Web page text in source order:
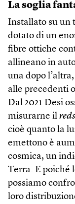
La soglia
Installato su un
dotato di un
fibre ottiche
allineano in
una dopo
alle precedenti
Dal 2021 Desi
misurarne il
cioè quanto la
emettono è
cosmica, un
Terra. E poiché
possiamo
loro